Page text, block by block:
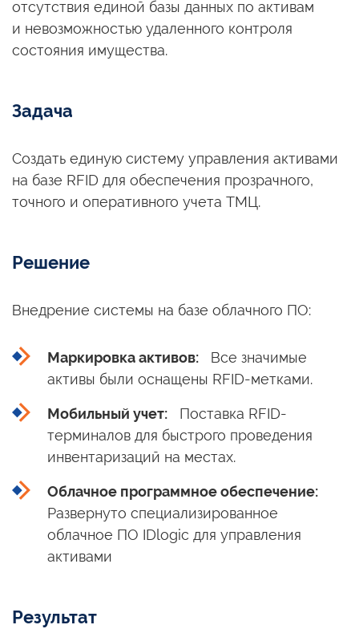
отсутствия единой базы данных по активам
и невозможностью удаленного контроля
состояния имущества.
Задача
Создать единую систему управления активами
на базе RFID для обеспечения прозрачного,
точного и оперативного учета ТМЦ.
Решение
Внедрение системы на базе облачного ПО:
Маркировка активов: Все значимые
активы были оснащены RFID-метками.
Мобильный учет: Поставка RFID-
терминалов для быстрого проведения
инвентаризаций на местах.
Облачное программное обеспечение:
Развернуто специализированное
облачное ПО IDlogic для управления
активами
Результат